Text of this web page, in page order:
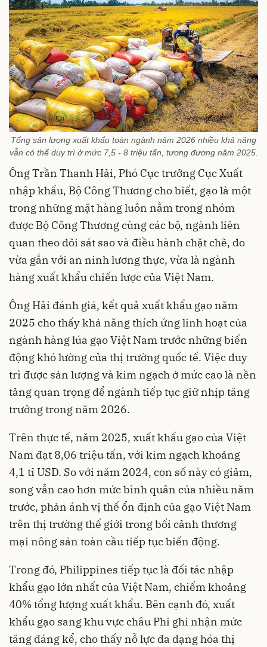
Tổng sản lượng xuất khẩu toàn ngành năm 2026 nhiều khả năng
vẫn có thể duy trì ở mức 7,5 - 8 triệu tấn, tương đương năm 2025.
Ông Trần Thanh Hải, Phó Cục trưởng Cục Xuất
nhập khẩu, Bộ Công Thương cho biết, gạo là một
trong những mặt hàng luôn nằm trong nhóm
được Bộ Công Thương cùng các bộ, ngành liên
quan theo dõi sát sao và điều hành chặt chẽ, do
vừa gắn với an ninh lương thực, vừa là ngành
hàng xuất khẩu chiến lược của Việt Nam.
Ông Hải đánh giá, kết quả xuất khẩu gạo năm
2025 cho thấy khả năng thích ứng linh hoạt của
ngành hàng lúa gạo Việt Nam trước những biến
động khó lường của thị trường quốc tế. Việc duy
trì được sản lượng và kim ngạch ở mức cao là nền
tảng quan trọng để ngành tiếp tục giữ nhịp tăng
trưởng trong năm 2026.
Trên thực tế, năm 2025, xuất khẩu gạo của Việt
Nam đạt 8,06 triệu tấn, với kim ngạch khoảng
4,1 tỉ USD. So với năm 2024, con số này có giảm,
song vẫn cao hơn mức bình quân của nhiều năm
trước, phản ánh vị thế ổn định của gạo Việt Nam
trên thị trường thế giới trong bối cảnh thương
mại nông sản toàn cầu tiếp tục biến động.
Trong đó, Philippines tiếp tục là đối tác nhập
khẩu gạo lớn nhất của Việt Nam, chiếm khoảng
40% tổng lượng xuất khẩu. Bên cạnh đó, xuất
khẩu gạo sang khu vực châu Phi ghi nhận mức
tăng đáng kể, cho thấy nỗ lực đa dạng hóa thị